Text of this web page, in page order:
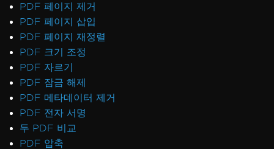
PDF 페이지 제거
PDF 페이지 삽입
PDF 페이지 재정렬
PDF 크기 조정
PDF 자르기
PDF 잠금 해제
PDF 메타데이터 제거
PDF 전자 서명
두 PDF 비교
PDF 압축